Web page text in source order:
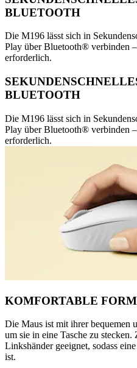
BLUETOOTH
Die M196 lässt sich in
Play über Bluetooth® verbinden
erforderlich.
BLUETOOTH
Die M196 lässt sich in
Play über Bluetooth® verbinden
erforderlich.
KOMFORTABLE
Die Maus ist mit ihrer bequemen
um sie in eine Tasche zu
Linkshänder geeignet, sodass
ist.